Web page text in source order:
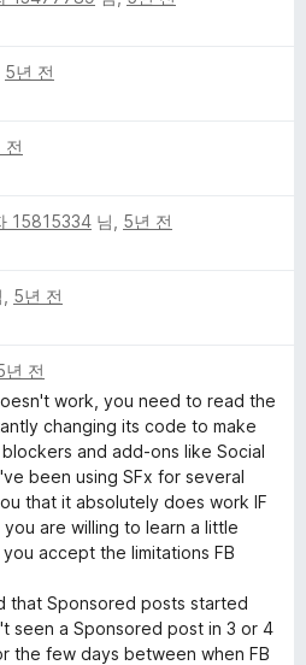
5년 전
전
15815334 님, 5년 전
5년 전
년 전
work, you need to read the
changing its code to make
and add-ons like Social
been using SFx for several
that it absolutely does work IF
are willing to learn a little
accept the limitations FB
that Sponsored posts started
seen a Sponsored post in 3 or 4
the few days between when FB